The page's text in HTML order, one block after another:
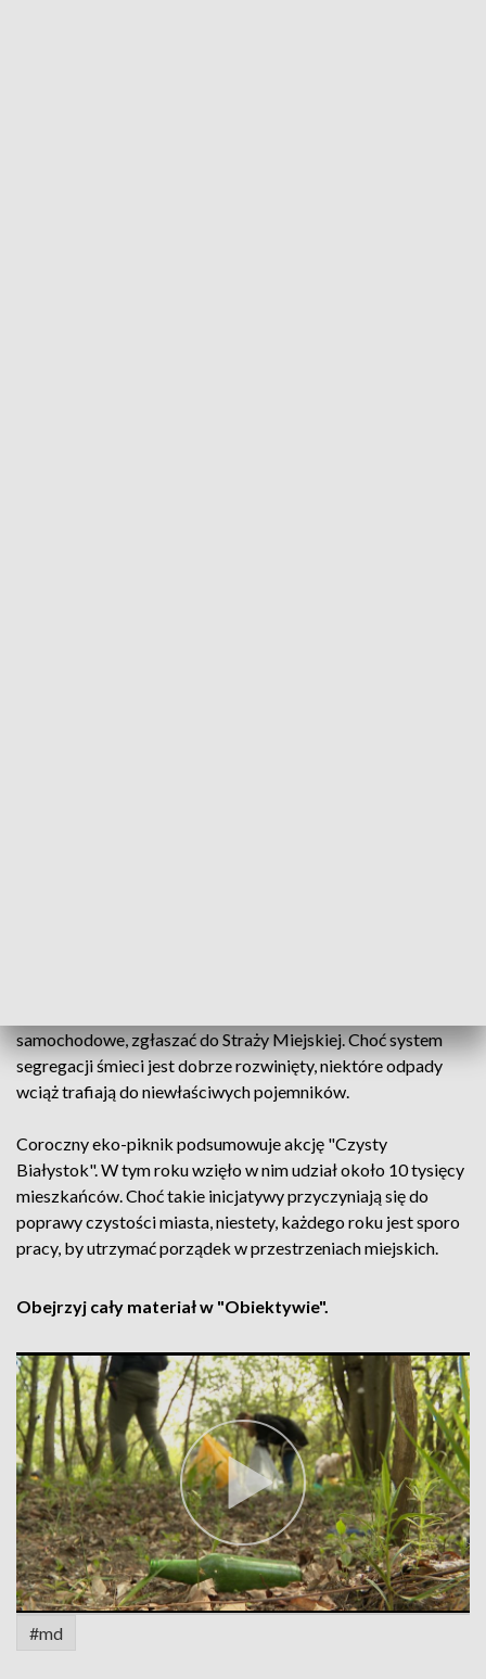
samochodowe, zgłaszać do Straży Miejskiej. Choć system
segregacji śmieci jest dobrze rozwinięty, niektóre odpady
wciąż trafiają do niewłaściwych pojemników.
Coroczny eko-piknik podsumowuje akcję "Czysty
Białystok". W tym roku wzięło w nim udział około 10 tysięcy
mieszkańców. Choć takie inicjatywy przyczyniają się do
poprawy czystości miasta, niestety, każdego roku jest sporo
pracy, by utrzymać porządek w przestrzeniach miejskich.
Obejrzyj cały materiał w "Obiektywie".
#md